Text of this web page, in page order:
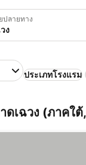
ปลายทาง
ประเภทโรงแรม
ดเฉวง (ภาคใ